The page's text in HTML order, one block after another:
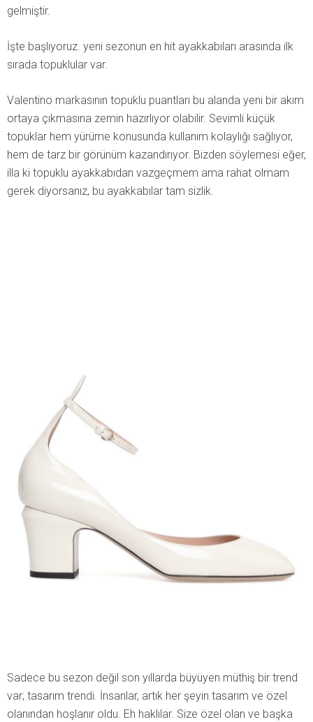
gelmiştir.
İşte başlıyoruz. yeni sezonun en hit ayakkabıları arasında ilk
sırada topuklular var.
Valentino markasının topuklu puantları bu alanda yeni bir akım
ortaya çıkmasına zemin hazırlıyor olabilir. Sevimli küçük
topuklar hem yürüme konusunda kullanım kolaylığı sağlıyor,
hem de tarz bir görünüm kazandırıyor. Bizden söylemesi eğer,
illa ki topuklu ayakkabıdan vazgeçmem ama rahat olmam
gerek diyorsanız, bu ayakkabılar tam sizlik.
Sadece bu sezon değil son yıllarda büyüyen müthiş bir trend
var; tasarım trendi. İnsanlar, artık her şeyin tasarım ve özel
olanından hoşlanır oldu. Eh haklılar. Size özel olan ve başka